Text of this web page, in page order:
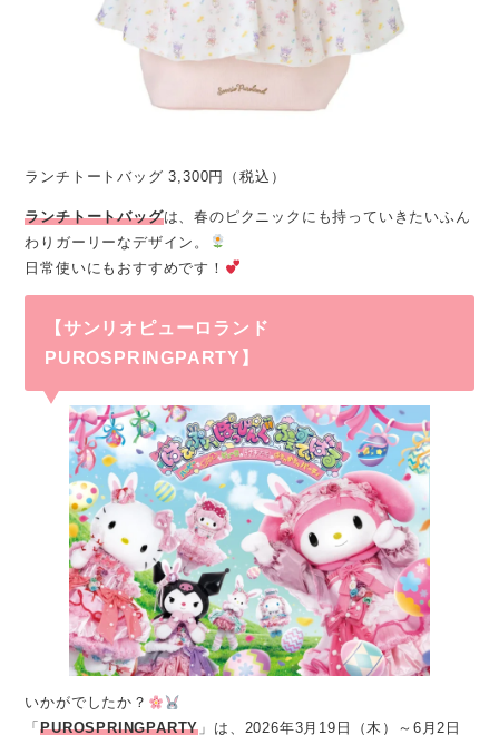
ランチトートバッグ 3,300円（税込）
ランチトートバッグは、春のピクニックにも持っていきたいふん
わりガーリーなデザイン。
日常使いにもおすすめです！
【サンリオピューロランド
PUROSPRINGPARTY】
いかがでしたか？
「PUROSPRINGPARTY 」は、2026年3月19日（木）～6月2日